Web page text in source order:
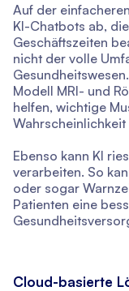
Auf der
KI-Chatbots ab,
Geschäftszeiten
nicht der volle
Modell MRI- und
helfen, wichtige
Ebenso kann KI
verarbeiten. So
oder sogar
Patienten eine
Cloud-basierte